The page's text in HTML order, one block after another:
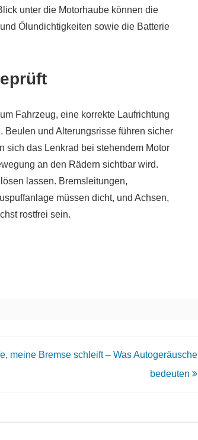
unter die Motorhaube können die
Ölundichtigkeiten sowie die Batterie
Fahrzeug, eine korrekte Laufrichtung
und Alterungsrisse führen sicher
sich das Lenkrad bei stehendem Motor
an den Rädern sichtbar wird.
lassen. Bremsleitungen,
müssen dicht, und Achsen,
rostfrei sein.
meine Bremse schleift – Was Autogeräusche
bedeuten